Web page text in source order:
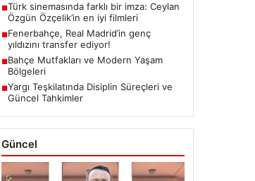
■Türk sinemasında farklı bir imza: Ceylan
Özgün Özçelik’in en iyi filmleri
■Fenerbahçe, Real Madrid’in genç
yıldızını transfer ediyor!
■Bahçe Mutfakları ve Modern Yaşam
Bölgeleri
■Yargı Teşkilatında Disiplin Süreçleri ve
Güncel Tahkimler
Güncel